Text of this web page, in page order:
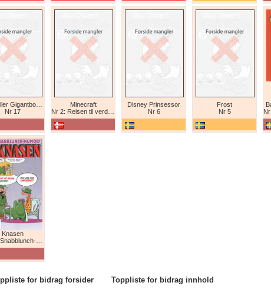
Nr 17
Minecraft
Nr 2: Reisen til verdens ende
Disney Prinsessor
Nr 6
Frost
Nr 5
Nr
Knasen
humor!
for bidrag forsider Toppliste for bidrag innhold